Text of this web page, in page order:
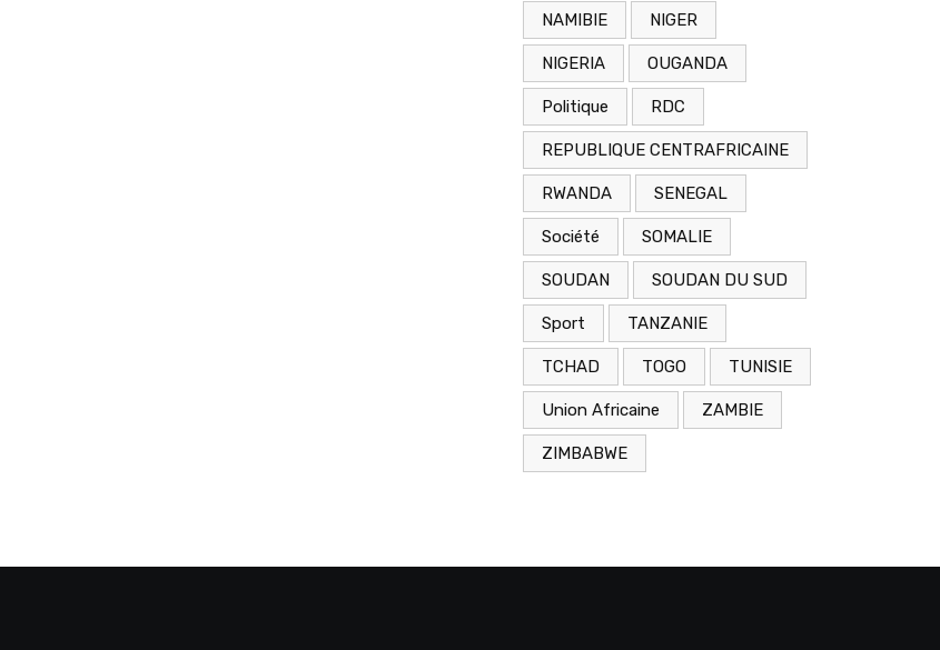
NAMIBIE NIGER
NIGERIA OUGANDA
Politique RDC
REPUBLIQUE CENTRAFRICAINE
RWANDA SENEGAL
Société SOMALIE
SOUDAN SOUDAN DU SUD
Sport TANZANIE
TCHAD TOGO TUNISIE
Union Africaine ZAMBIE
ZIMBABWE